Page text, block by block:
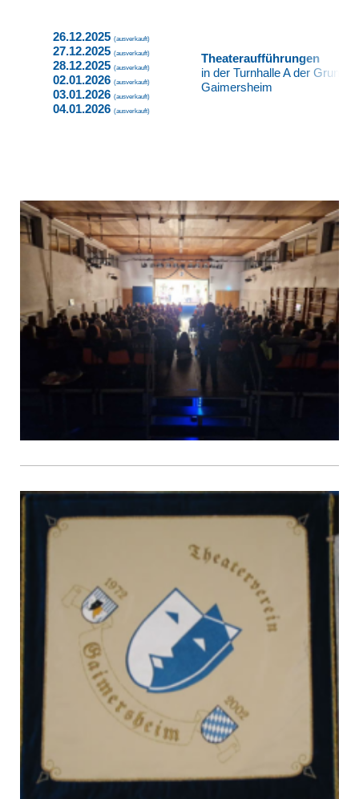
26.12.2025 (ausverkauft)
27.12.2025 (ausverkauft)
28.12.2025 (ausverkauft)
02.01.2026 (ausverkauft)
03.01.2026 (ausverkauft)
04.01.2026 (ausverkauft)
Theateraufführungen
in der Turnhalle A der
Gaimersheim